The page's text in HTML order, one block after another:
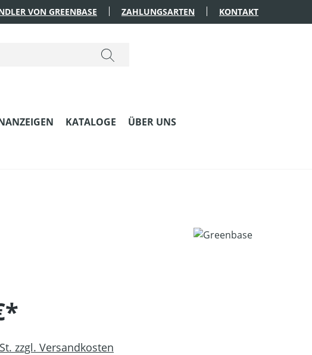
VON GREENBASE ZAHLUNGSARTEN KONTAKT
KATALOGE ÜBER UNS
zzgl. Versandkosten